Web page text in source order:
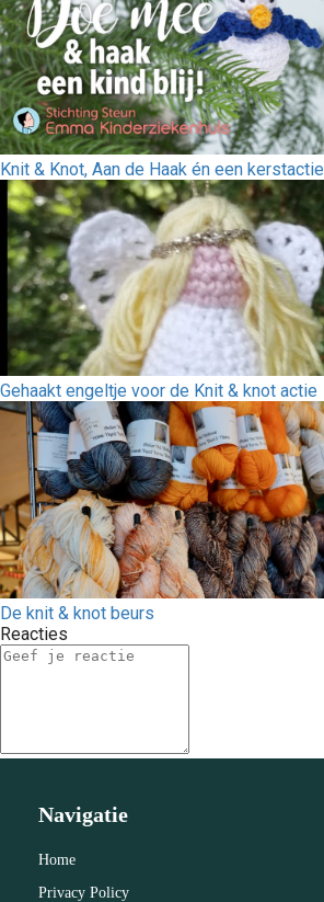
Knit & Knot, Aan de Haak én een kerstactie
Gehaakt engeltje voor de Knit & knot actie
De knit & knot beurs
Reacties
Navigatie
Home
Privacy Policy